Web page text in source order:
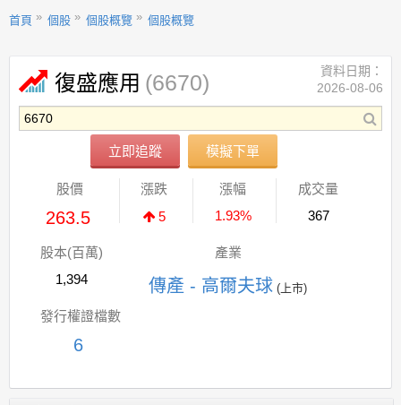
首頁 個股 個股概覽 個股概覽
復盛應用 (6670)
立即追蹤 模擬下單
資料日期：
2026-08-06
股價
263.5
漲跌
5
漲幅
1.93%
成交量
367
股本(百萬)
1,394
產業
傳產 - 高爾夫球 (上市)
發行權證檔數
6